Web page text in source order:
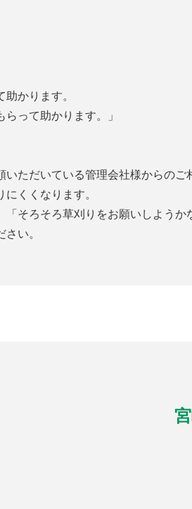
かります。
って助かります。」
ただいている管理会社様からのご
くくなります。
「そろそろ草刈りをお願いしようか
い。